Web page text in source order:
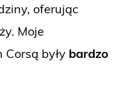
oferując
Moje
były bardzo